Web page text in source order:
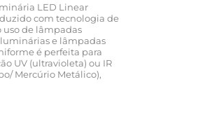
LED Linear
com tecnologia de
uso de lâmpadas
e lâmpadas
é perfeita para
UV (ultravioleta) ou IR
Mercúrio Metálico),